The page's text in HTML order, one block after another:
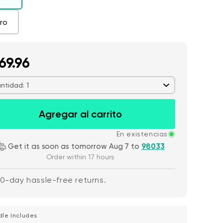
32 GB
1
Agregar al carrito
En existencias
Get it as soon as tomorrow Aug 7 to 98033
Order within 17 hours
day hassle-free returns.
Includes
Tarjeta MicroSD
More options
More options